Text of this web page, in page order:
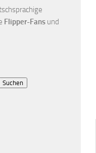
Flipper-Fans
Suchen